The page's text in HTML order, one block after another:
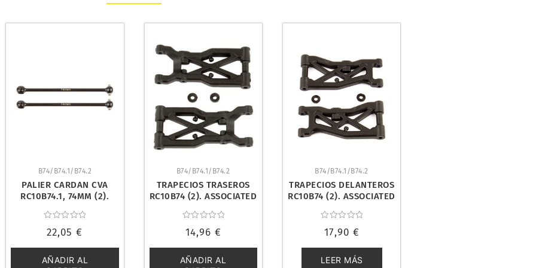
B74/B74.1/B74.2
PALIER CARDAN CVA
RC10B74.1, 74MM (2).
con
de
5
22,05€
AÑADIR AL
B74/B74.1/B74.2
TRAPECIOS TRASEROS
RC10B74 (2). ASSOCIATED
con
de
5
14,96 €
AÑADIR AL
B74/B74.1/B74.2
TRAPECIOS DELANTEROS
RC10B74 (2). ASSOCIATED
con
de
5
17,90 €
LEER MÁS